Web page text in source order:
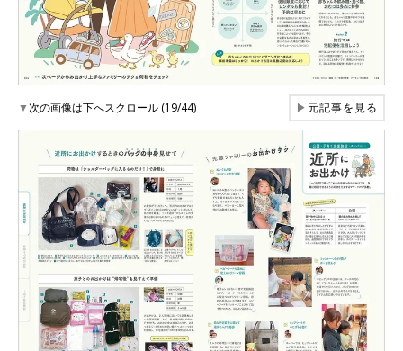
▼次の画像は下へスクロール (19/44) ▶元記事を見る